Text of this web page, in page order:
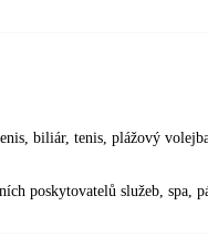
biliár, tenis, plážový
poskytovatelů služeb, spa,